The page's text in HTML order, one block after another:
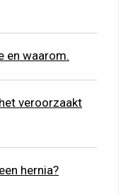
en waarom.
veroorzaakt
hernia?